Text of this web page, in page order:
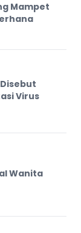
Mampet
Virus
Wanita